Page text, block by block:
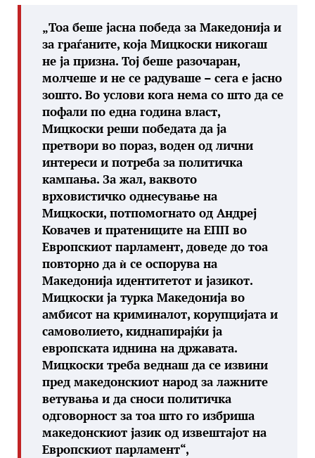
„Тоа беше јасна победа за Македонија и
за граѓаните, која Мицкоски никогаш
не ја призна. Тој беше разочаран,
молчеше и не се радуваше – сега е јасно
зошто. Во услови кога нема со што да се
пофали по една година власт,
Мицкоски реши победата да ја
претвори во пораз, воден од лични
интереси и потреба за политичка
кампања. За жал, ваквото
врховистичко однесување на
Мицкоски, потпомогнато од Андреј
Ковачев и пратениците на ЕПП во
Европскиот парламент, доведе до тоа
повторно да ѝ се оспорува на
Македонија идентитетот и јазикот.
Мицкоски ја турка Македонија во
амбисот на криминалот, корупцијата и
самоволието, киднапирајќи ја
европската иднина на државата.
Мицкоски треба веднаш да се извини
пред македонскиот народ за лажните
ветувања и да сноси политичка
одговорност за тоа што го избриша
македонскиот јазик од извештајот на
Европскиот парламент“,